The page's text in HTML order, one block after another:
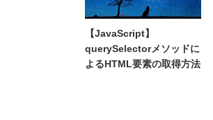
【JavaScript】
querySelectorメソッドに
よるHTML要素の取得方法